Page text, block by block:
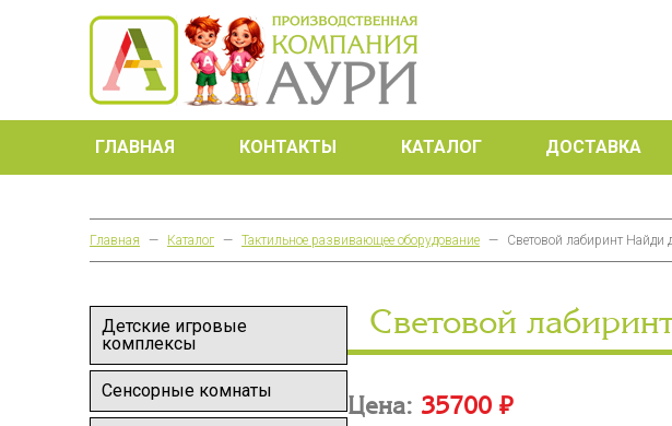
ГЛАВНАЯ КОНТАКТЫ КАТАЛОГ ДОСТАВКА
Главная — Каталог — Тактильное развивающее оборудование — Световой лабиринт Найди
Детские игровые
комплексы
Сенсорные комнаты
Световой
Цена: 35700 ₽